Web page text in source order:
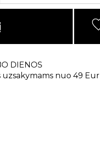
DIENOS
uzsakymams nuo 49 Eur